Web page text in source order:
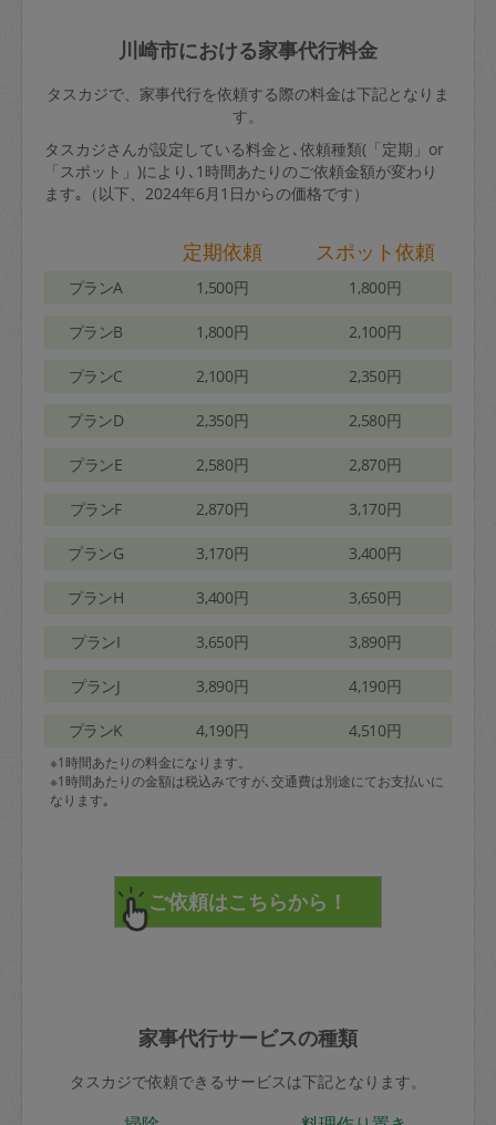
川崎市における家事代行料金
タスカジで、家事代行を依頼する際の料金は下記となりま
す。
タスカジさんが設定している料金と､依頼種類(「定期」or
「スポット」)により､1時間あたりのご依頼金額が変わり
ます｡（以下、2024年6月1日からの価格です）
定期依頼 スポット依頼
プランA 1,500円 1,800円
プランB 1,800円 2,100円
プランC 2,100円 2,350円
プランD 2,350円 2,580円
プランE 2,580円 2,870円
プランF 2,870円 3,170円
プランG 3,170円 3,400円
プランH 3,400円 3,650円
プランI 3,650円 3,890円
プランJ 3,890円 4,190円
プランK 4,190円 4,510円
※1時間あたりの料金になります。
※1時間あたりの金額は税込みですが､交通費は別途にてお支払いに
なります｡
家事代行サービスの種類
タスカジで依頼できるサービスは下記となります。